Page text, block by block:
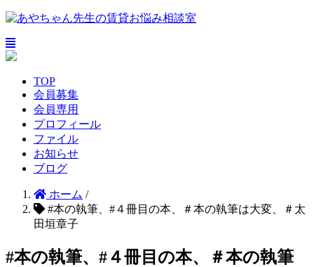
TOP
会員募集
会員専用
プロフィール
ファイル
お知らせ
ブログ
ホーム /
#本の執筆、#４冊目の本、＃本の執筆は大変、＃太
田垣章子
#本の執筆、#４冊目の本、＃本の執筆